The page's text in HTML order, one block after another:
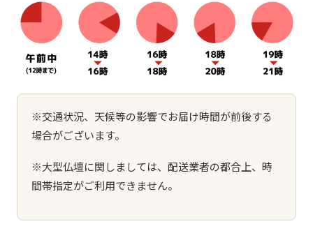
※交通状況、天候等の影響でお届け時間が前後する
場合がございます。
※大型仏壇に関しましては、配送業者の都合上、時
間帯指定がご利用できません。